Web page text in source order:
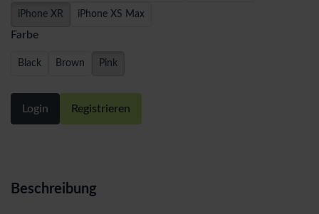
iPhone XR iPhone XS Max
Farbe
Black Brown Pink
Login Registrieren
Beschreibung